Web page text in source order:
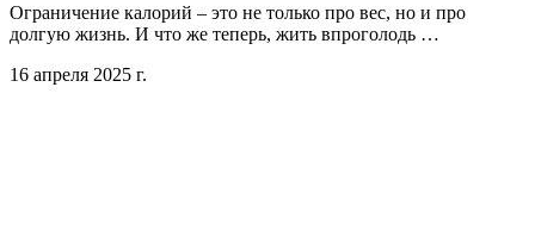
Ограничение калорий – это не только про вес, но и про
долгую жизнь. И что же теперь, жить впроголодь …
16 апреля 2025 г.